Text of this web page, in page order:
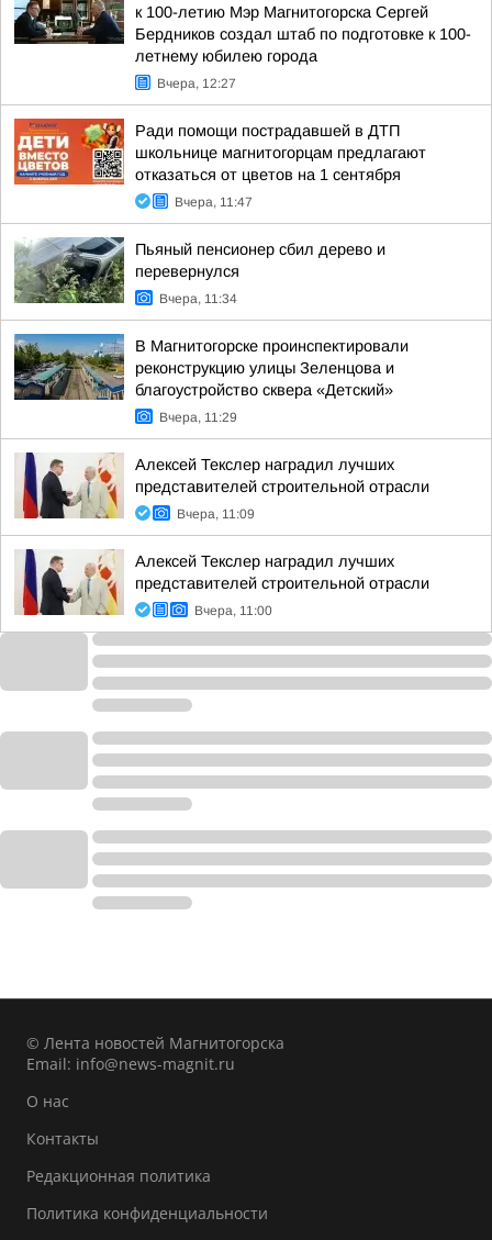
к 100-летию Мэр Магнитогорска Сергей
Бердников создал штаб по подготовке к 100-
летнему юбилею города
Вчера, 12:27
Ради помощи пострадавшей в ДТП
школьнице магнитогорцам предлагают
отказаться от цветов на 1 сентября
Вчера, 11:47
Пьяный пенсионер сбил дерево и
перевернулся
Вчера, 11:34
В Магнитогорске проинспектировали
реконструкцию улицы Зеленцова и
благоустройство сквера «Детский»
Вчера, 11:29
Алексей Текслер наградил лучших
представителей строительной отрасли
Вчера, 11:09
Алексей Текслер наградил лучших
представителей строительной отрасли
Вчера, 11:00
© Лента новостей Магнитогорска
Email: info@news-magnit.ru
О нас
Контакты
Редакционная политика
Политика конфиденциальности